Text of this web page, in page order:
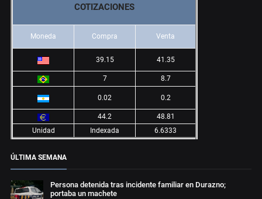
COTIZACIONES
Moneda Compra Venta
39.15 41.35
7 8.7
0.02 0.2
44.2
48.81
Unidad
Indexada 6.6333
ÚLTIMA SEMANA
Persona detenida tras incidente familiar en Durazno;
portaba un machete